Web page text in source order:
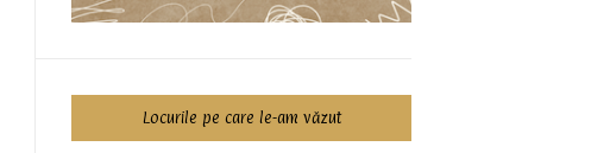
Locurile pe care le-am văzut